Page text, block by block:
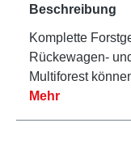
Beschreibung
Komplette
Rückewagen-
Multiforest
Mehr